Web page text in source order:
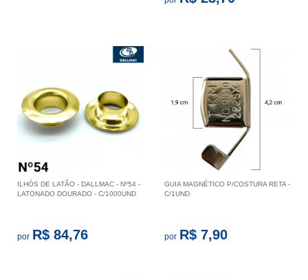
ILHÓS DE LATÃO - DALLMAC - Nº54 -
LATONADO DOURADO - C/1000UND
por R$ 84,76
GUIA MAGNÉTICO P/COSTURA RETA -
C/1UND
por R$ 7,90